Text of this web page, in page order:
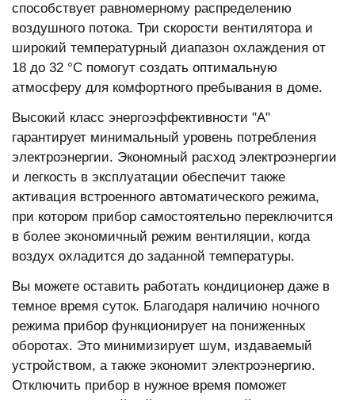
способствует равномерному распределению
воздушного потока. Три скорости вентилятора и
широкий температурный диапазон охлаждения от
18 до 32 °С помогут создать оптимальную
атмосферу для комфортного пребывания в доме.
Высокий класс энергоэффективности "А"
гарантирует минимальный уровень потребления
электроэнергии. Экономный расход электроэнергии
и легкость в эксплуатации обеспечит также
активация встроенного автоматического режима,
при котором прибор самостоятельно переключится
в более экономичный режим вентиляции, когда
воздух охладится до заданной температуры.
Вы можете оставить работать кондиционер даже в
темное время суток. Благодаря наличию ночного
режима прибор функционирует на пониженных
оборотах. Это минимизирует шум, издаваемый
устройством, а также экономит электроэнергию.
Отключить прибор в нужное время поможет